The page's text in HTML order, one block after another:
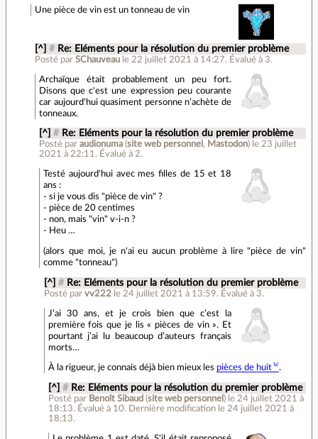
Une pièce de vin est un tonneau de vin
[^] # Re: Eléments pour la résolution du premier problème
Posté par SChauveau le 22 juillet 2021 à 14:27. Évalué à 3.
Archaïque était probablement un peu fort.
Disons que c'est une expression peu courante
car aujourd'hui quasiment personne n’achète de
tonneaux.
[^] # Re: Eléments pour la résolution du premier problème
Posté paraudionuma (site web personnel , Mastodon) le 23 juillet
2021 à 22:11 . Évalué à 2.
Testé aujourd'hui avec mes filles de 15 et 18
ans :
- si je vous dis "pièce de vin" ?
- pièce de 20 centimes
- non, mais "vin" v-i-n ?
- Heu …
(alors que moi, je n'ai eu aucun problème à lire "pièce de vin"
comme "tonneau")
[^] # Re: Eléments pour la résolution du premier problème
Posté par vv222 le 24 juillet 2021 à 13:59. Évalué à 3.
J’ai 30 ans, et je crois bien que c’est la
première fois que je lis « pièces de vin ». Et
pourtant j’ai lu beaucoup d’auteurs français
morts…
À la rigueur, je connais déjà bien mieux les pièces de huit .
[^] # Re: Eléments pour la résolution du premier problème
Posté par Benoît Sibaud (site web personnel ) le 24 juillet 2021 à
18:13. Évalué à 10. Dernière modification le 24 juillet 2021 à
18:13.